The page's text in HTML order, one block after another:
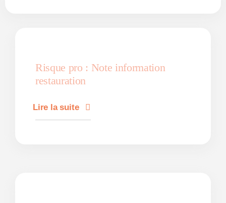
Risque pro : Note information
restauration
Lire la suite